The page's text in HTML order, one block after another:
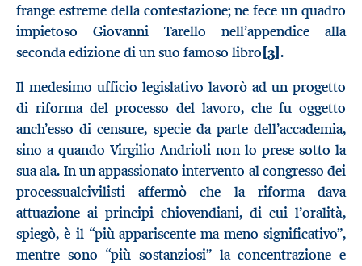
frange estreme della contestazione; ne fece un quadro
impietoso Giovanni Tarello nell’appendice alla
seconda edizione di un suo famoso libro [3].
Il medesimo ufficio legislativo lavorò ad un progetto
di riforma del processo del lavoro, che fu oggetto
anch’esso di censure, specie da parte dell’accademia,
sino a quando Virgilio Andrioli non lo prese sotto la
sua ala. In un appassionato intervento al congresso dei
processualcivilisti affermò che la riforma dava
attuazione ai principi chiovendiani, di cui l’oralità,
spiegò, è il “più appariscente ma meno significativo”,
mentre sono “più sostanziosi” la concentrazione e